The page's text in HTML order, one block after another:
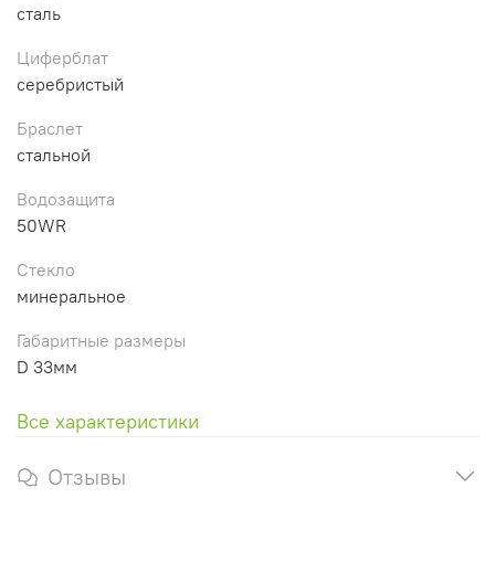
сталь
Циферблат
серебристый
Браслет
стальной
Водозащита
50WR
Стекло
минеральное
Габаритные размеры
D 33мм
Все характеристики
Отзывы